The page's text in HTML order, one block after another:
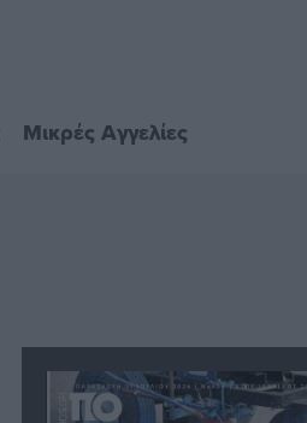
Μικρές Αγγελίες